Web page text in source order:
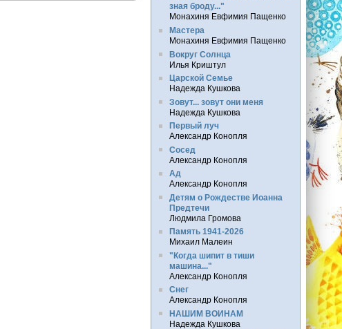
зная броду..."
Монахиня Евфимия Пащенко
Мастера
Монахиня Евфимия Пащенко
Вокруг Солнца
Илья Криштул
Царской Семье
Надежда Кушкова
Зовут... зовут они меня
Надежда Кушкова
Первый луч
Александр Конопля
Сосед
Александр Конопля
Ад
Александр Конопля
Детям о Рождестве Иоанна
Предтечи
Людмила Громова
Память 1941-2026
Михаил Малеин
"Когда шипит в тиши
машина..."
Александр Конопля
Снег
Александр Конопля
НАШИМ ВОИНАМ
Надежда Кушкова